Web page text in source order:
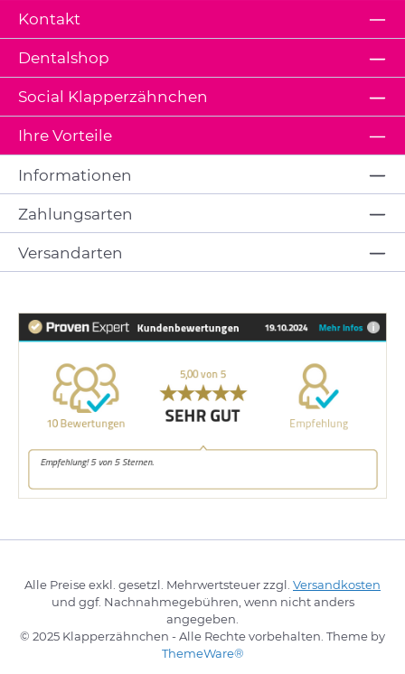
Kontakt
Dentalshop
Ihre Vorteile
Social Klapperzähnchen
Informationen
Zahlungsarten
Versandarten
Alle Preise exkl. gesetzl. Mehrwertsteuer zzgl. Versandkosten
und ggf. Nachnahmegebühren, wenn nicht anders
angegeben.
© 2025 Klapperzähnchen - Alle Rechte vorbehalten. Theme by
ThemeWare®